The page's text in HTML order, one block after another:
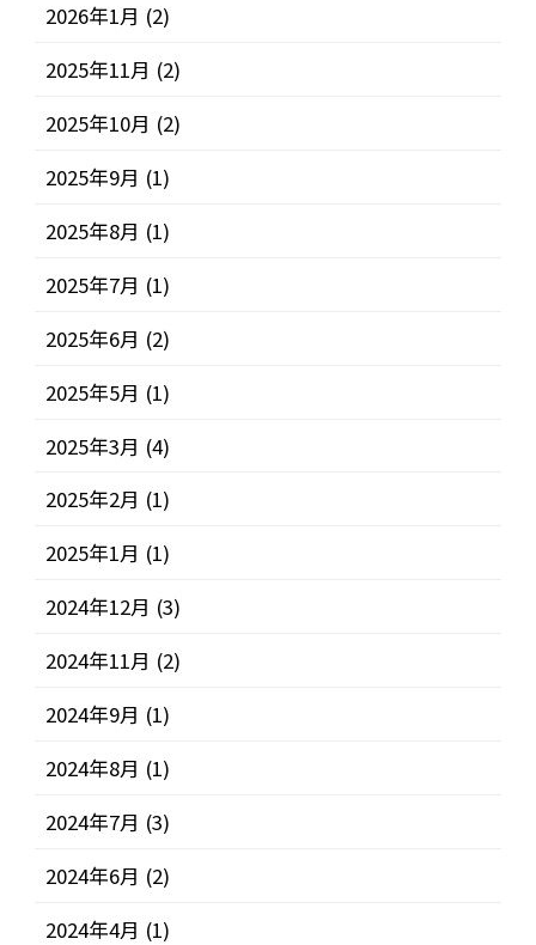
2026年1月 (2)
2025年11月 (2)
2025年10月 (2)
2025年9月 (1)
2025年8月 (1)
2025年7月 (1)
2025年6月 (2)
2025年5月 (1)
2025年3月 (4)
2025年2月 (1)
2025年1月 (1)
2024年12月 (3)
2024年11月 (2)
2024年9月 (1)
2024年8月 (1)
2024年7月 (3)
2024年6月 (2)
2024年4月 (1)